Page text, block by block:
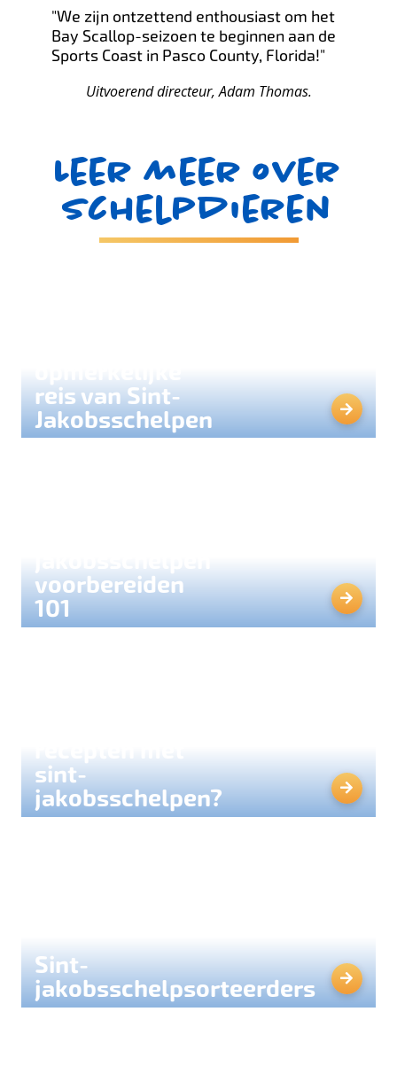
"We zijn ontzettend enthousiast om het
Bay Scallop-seizoen te beginnen aan de
Sports Coast in Pasco County, Florida!"
Uitvoerend directeur, Adam Thomas.
Leer meer over
schelpdieren
reis van Sint-
Jakobsschelpen
voorbereiden
101
sint-
jakobsschelpen?
Sint-
jakobsschelpsorteerders